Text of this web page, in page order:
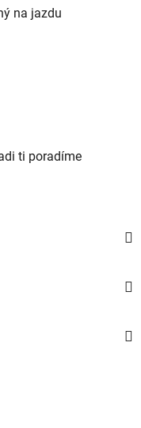
na jazdu
ti poradíme